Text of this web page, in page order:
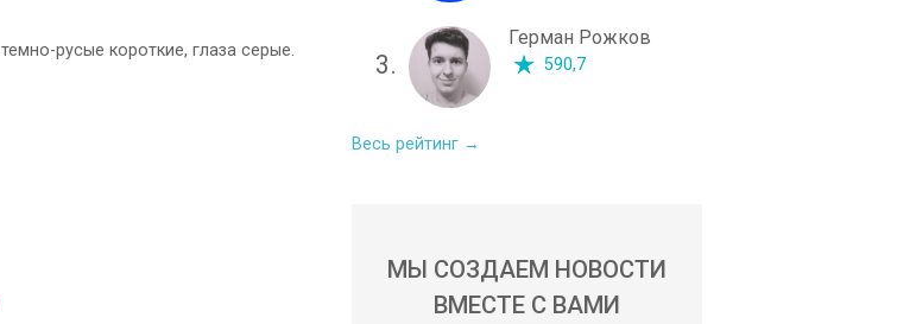
русые короткие, глаза серые.
3.
Герман Рожков
590,7
Весь рейтинг →
МЫ СОЗДАЕМ НОВОСТИ
ВМЕСТЕ С ВАМИ